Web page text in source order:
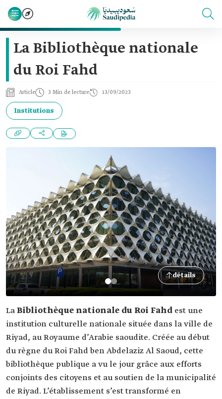
La Bibliothèque nationale
du Roi Fahd
Article 3 Min de lecture 13/09/2023
Institutions
détails
LaBibliothèque nationale du Roi Fahd est une
institution culturelle nationale située dans la ville de
Riyad, au Royaume d’Arabie saoudite. Créée au début
du règne du Roi Fahd ben Abdelaziz Al Saoud, cette
bibliothèque publique a vu le jour grâce aux efforts
conjoints des citoyens et au soutien de la municipalité
de Riyad. L’établissement s’est transformé en